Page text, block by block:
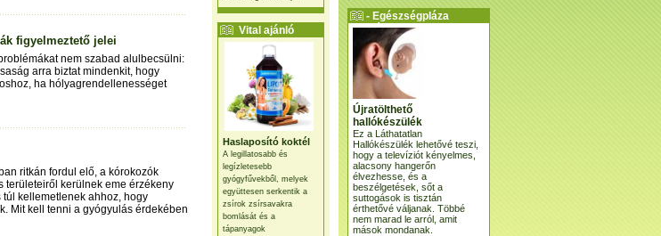
Vital ajánló
Haslaposító koktél
A legillatosabb és
legízletesebb
gyógyfűvekből, melyek
együttesen serkentik a
zsírok zsírsavakra
bomlását és a
tápanyagok
figyelmeztető jelei
nem szabad alulbecsülni:
arra biztat mindenkit, hogy
ha hólyagrendellenességet
ritkán fordul elő, a kórokozók
területeiről kerülnek eme érzékeny
túl kellemetlenek ahhoz, hogy
Mit kell tenni a gyógyulás érdekében
- Egészségpláza
ajánlatunk -
Újratölthető
hallókészülék
Ez a Láthatatlan
Hallókészülék lehetővé teszi,
hogy a televíziót kényelmes,
alacsony hangerőn
élvezhesse, és a
beszélgetések, sőt a
suttogások is tisztán
érthetővé váljanak. Többé
nem marad le arról, amit
mások mondanak.